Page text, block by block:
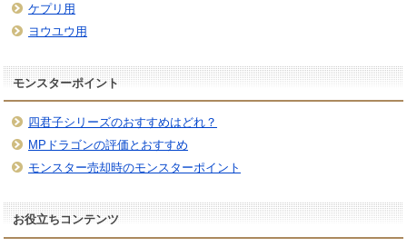
ケプリ用
ヨウユウ用
モンスターポイント
四君子シリーズのおすすめはどれ？
MPドラゴンの評価とおすすめ
モンスター売却時のモンスターポイント
お役立ちコンテンツ